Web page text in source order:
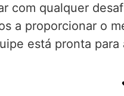
com qualquer
a proporcionar o
está pronta